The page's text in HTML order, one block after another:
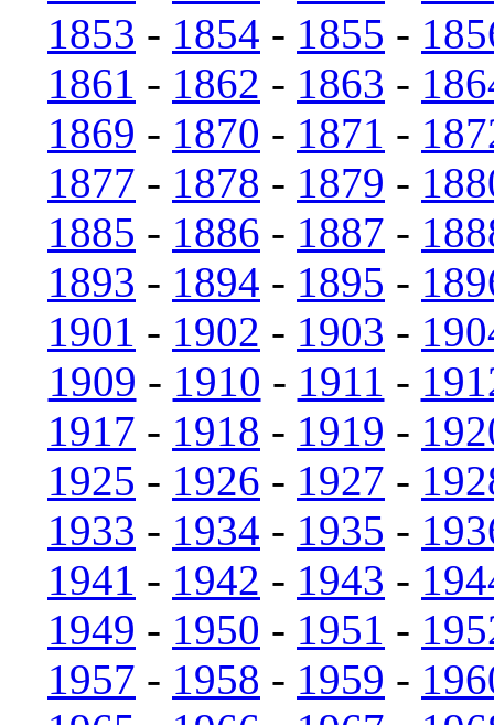
1853 - 1854 - 1855 -
1861 - 1862 - 1863 -
1869 - 1870 - 1871 -
1877 - 1878 - 1879 -
1885 - 1886 - 1887 -
1893 - 1894 - 1895 -
1901 - 1902 - 1903 -
1909 - 1910 - 1911 -
1917 - 1918 - 1919 -
1925 - 1926 - 1927 -
1933 - 1934 - 1935 -
1941 - 1942 - 1943 -
1949 - 1950 - 1951 -
1957 - 1958 - 1959 -